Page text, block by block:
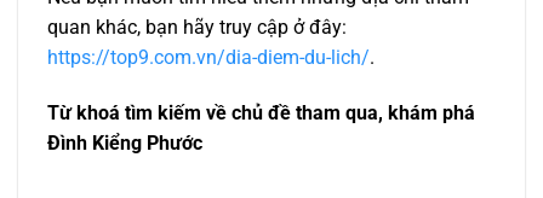
quan khác, bạn hãy truy cập ở đây:
https://top9.com.vn/dia-diem-du-lich/.
Từ khoá tìm kiếm về chủ đề tham qua, khám phá
Đình Kiểng Phước